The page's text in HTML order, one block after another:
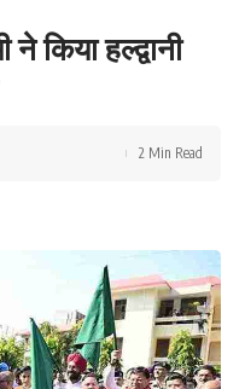
किया हल्द्वानी
2 Min Read